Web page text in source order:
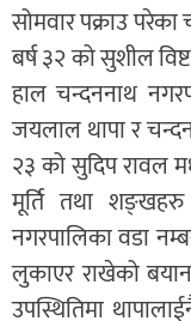
सोमवार पक्राउ
बर्ष ३२ को सुशील
हाल चन्दननाथ
जयलाल थापा र
२३ को सुदिप रावल
मूर्ति तथा
नगरपालिका वडा
लुकाएर राखेको
उपस्थितिमा